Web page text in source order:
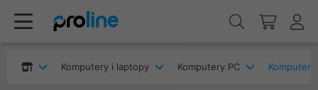
Komputery i laptopy Komputery PC